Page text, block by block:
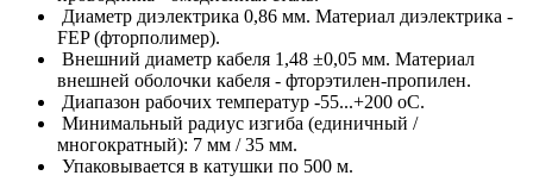
Диаметр диэлектрика 0,86 мм. Материал диэлектрика -
FEP (фторполимер).
Внешний диаметр кабеля 1,48 ±0,05 мм. Материал
внешней оболочки кабеля - фторэтилен-пропилен.
Диапазон рабочих температур -55...+200 оС.
Минимальный радиус изгиба (единичный /
многократный): 7 мм / 35 мм.
Упаковывается в катушки по 500 м.